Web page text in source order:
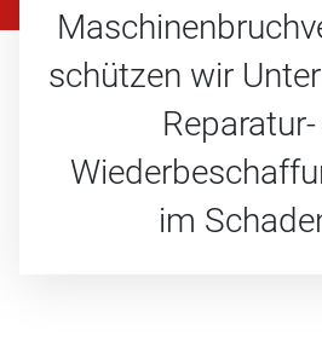
schützen wir
im